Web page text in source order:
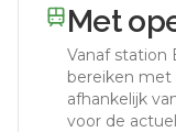
Met
Vanaf station
bereiken met
afhankelijk
voor de